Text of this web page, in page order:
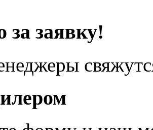
за заявку!